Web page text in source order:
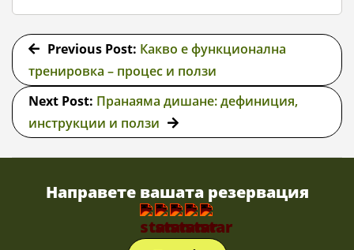
07-
05
Previous Post: Какво е функционална
тренировка – процес и ползи
Next Post: Пранаяма дишане: дефиниция,
инструкции и ползи
Направете вашата резервация